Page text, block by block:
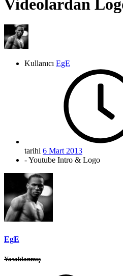
Videolardan
Kullanıcı EgE
tarihi 6 Mart 2013
- Youtube Intro & Logo
EgE
Yasaklanmış